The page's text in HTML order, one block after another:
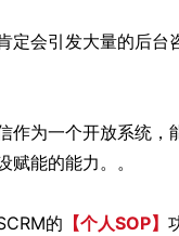
会引发大量的后台
为一个开放系统，
能的能力。。
的 【个人SOP】